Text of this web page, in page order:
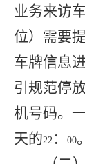
业务来访
位）需要
车牌信息
引规范停
机号码。
天的22 ： 00。